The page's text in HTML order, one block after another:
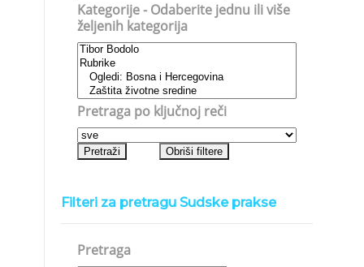
Kategorije - Odaberite jednu ili više
željenih kategorija
Pretraga po ključnoj reči
Filteri za pretragu Sudske prakse
Pretraga